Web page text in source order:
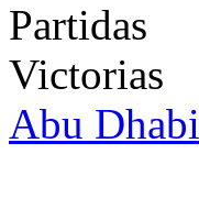
Partidas
Victorias
Abu Dhabi